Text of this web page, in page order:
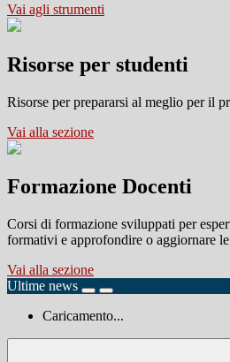
Vai agli strumenti
Risorse per studenti
Risorse per prepararsi al meglio per il
Vai alla sezione
Formazione Docenti
Corsi di formazione sviluppati per
formativi e approfondire o aggiornare
Vai alla sezione
Ultime news
Caricamento...